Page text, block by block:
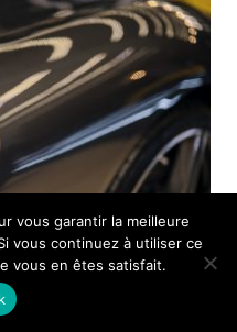
de votre
vous garantir la meilleure
vous continuez à utiliser ce
vous en êtes satisfait.